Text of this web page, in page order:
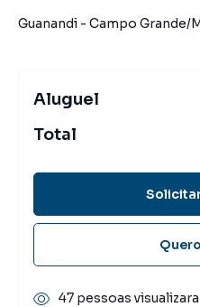
Guanandi - Campo Grande/
Aluguel
Total
47 pessoas